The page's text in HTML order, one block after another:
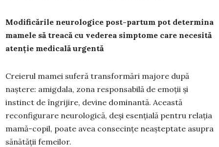
Modificările neurologice post-partum pot determina
mamele să treacă cu vederea simptome care necesită
atenție medicală urgentă
Creierul mamei suferă transformări majore după
naștere: amigdala, zona responsabilă de emoții și
instinct de îngrijire, devine dominantă. Această
reconfigurare neurologică, deși esențială pentru relația
mamă-copil, poate avea consecințe neașteptate asupra
sănătății femeilor.